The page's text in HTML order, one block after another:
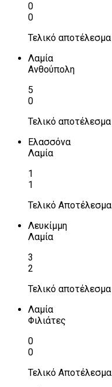
0
0
Τελικό αποτέλεσμα
Λαμία
Ανθούπολη
5
0
Τελικό αποτέλεσμα
Ελασσόνα
Λαμία
1
1
Τελικό Αποτέλεσμα
Λευκίμμη
Λαμία
3
2
Τελικό αποτέλεσμα
Λαμία
Φιλιάτες
0
0
Τελικό Αποτέλεσμα